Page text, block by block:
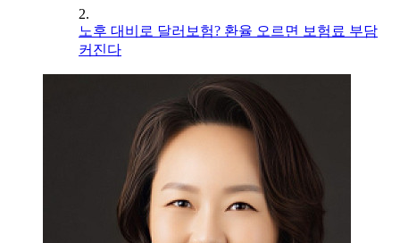
2.
노후 대비로 달러보험? 환율 오르면 보험료 부담
커진다